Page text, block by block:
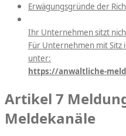
Erwägungsgründe der
Ihr Unternehmen sitzt
Für Unternehmen mit Sitz
unter:
https://anwaltliche-
Artikel 7
Meldekanäle